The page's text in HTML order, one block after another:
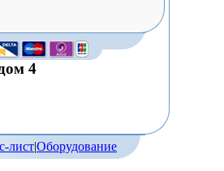
4
лист|Оборудование